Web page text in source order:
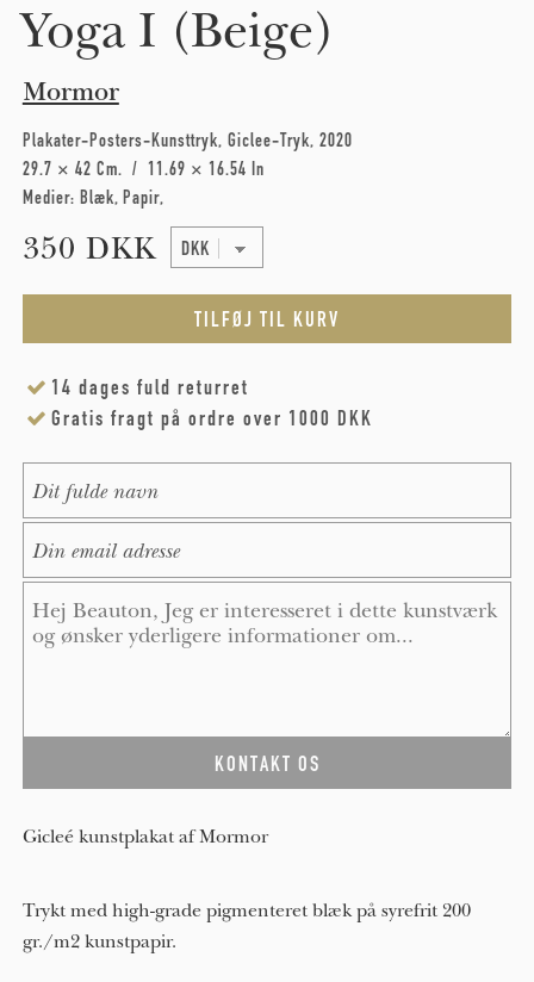
Yoga I (Beige)
Mormor
Plakater-Posters-Kunsttryk Giclee-Tryk 2020
29.7 × 42 Cm
11.69 × 16.54 In
Medier: Blæk Papir
350 DKK
14 dages fuld returret
Gratis fragt på ordre over 1000 DKK
Gicleé kunstplakat af Mormor
Trykt med high-grade pigmenteret blæk på syrefrit 200
gr./m2 kunstpapir.